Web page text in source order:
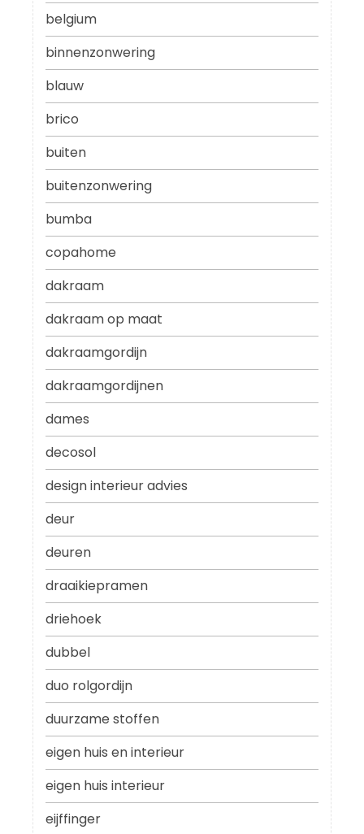
belgium
binnenzonwering
blauw
brico
buiten
buitenzonwering
bumba
copahome
dakraam
dakraam op maat
dakraamgordijn
dakraamgordijnen
dames
decosol
design interieur advies
deur
deuren
draaikiepramen
driehoek
dubbel
duo rolgordijn
duurzame stoffen
eigen huis en interieur
eigen huis interieur
eijffinger